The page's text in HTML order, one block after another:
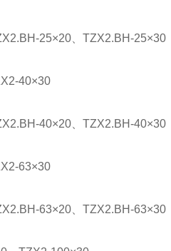
25×20、TZX2.BH-25×30
40×30
40×20、TZX2.BH-40×30
63×30
63×20、TZX2.BH-63×30